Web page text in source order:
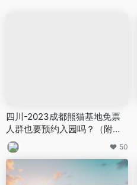
四川-2023成都熊猫基地免票
人群也要预约入园吗？（附官
方入口）
50